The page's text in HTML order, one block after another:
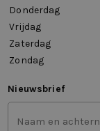
Donderdag
Vrijdag
Zaterdag
Zondag
Nieuwsbrief
Voor-
en